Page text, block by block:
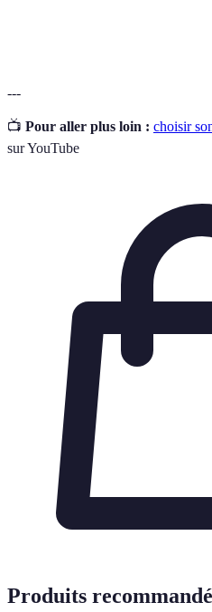
---
📺 Pour aller plus loin : choisir
sur YouTube
Produits